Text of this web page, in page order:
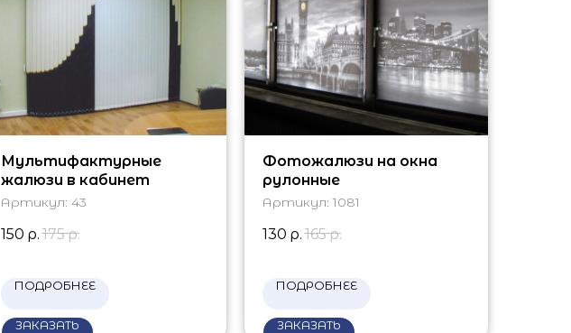
Мультифактурные
жалюзи в кабинет
Артикул: 43
150 р. 175 р.
ПОДРОБНЕЕ
ЗАКАЗАТЬ
Фотожалюзи на окна
рулонные
Артикул: 1081
130 р. 165 р.
ПОДРОБНЕЕ
ЗАКАЗАТЬ